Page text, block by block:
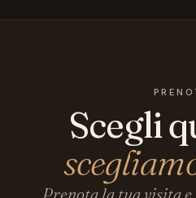
Scegli
Prenota la tua visita